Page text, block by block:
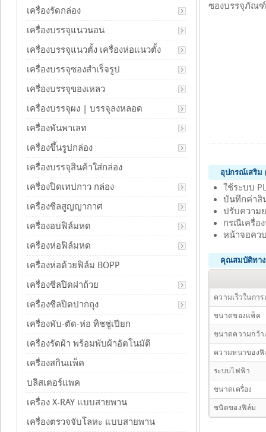
ซองบรรจุภัณฑ์
อุปกรณ์เสริม
ใช้ระบบ
บันทึกค่าสิ
ปรับความ
กรณีเครื่อ
หน้าจอคว
คุณสมบัติทาง
ความเร็วในกา
ขนาดของแพ็ค
ขนาดความกว้า
ความหนาของ
ระบบไฟฟ้า
ขนาดเครื่อง
ชนิดของฟิล์ม
เครื่องรัดกล่อง
เครื่องบรรจุแนวนอน
เครื่องบรรจุแนวตั้ง เครื่องห่อแนวตั้ง
เครื่องบรรจุซองสำเร็จรูป
เครื่องบรรจุของเหลว
เครื่องบรรจุผง | บรรจุลงหลอด
เครื่องพันพาเลท
เครื่องขึ้นรูปกล่อง
เครื่องบรรจุสินค้าใส่กล่อง
เครื่องปิดเทปกาว กล่อง
เครื่องซีลสูญญากาศ
เครื่องอบฟิล์มหด
เครื่องห่อฟิล์มหด
เครื่องห่อด้วยฟิล์ม BOPP
เครื่องซีลปิดฝาถ้วย
เครื่องซีลปิดปากถุง
เครื่องพับ-ตัด-ห่อ ทิชชู่เปียก
เครื่องรัดผ้า พร้อมพับผ้าอัตโนมัติ
เครื่องสกินแพ็ค
บลิสเตอร์แพค
เครื่อง X-RAY แบบสายพาน
เครื่องตรวจจับโลหะ แบบสายพาน